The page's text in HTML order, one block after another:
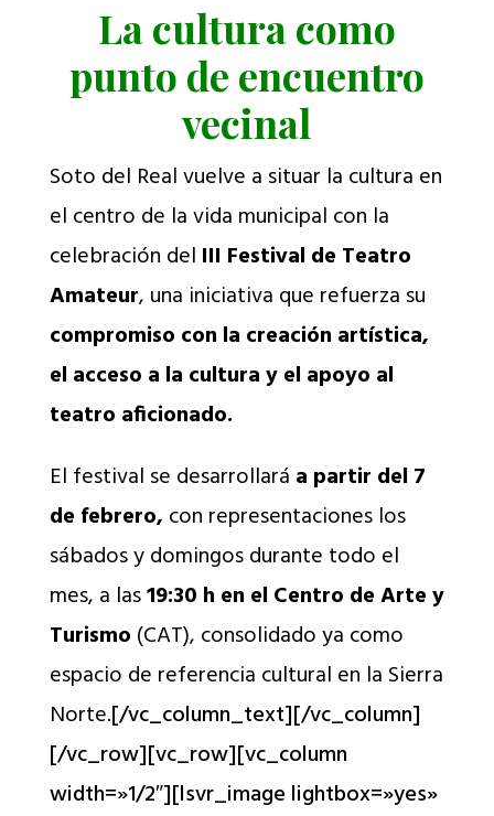
La cultura como
punto de encuentro
vecinal
Soto del Real vuelve a situar la cultura en
el centro de la vida municipal con la
celebración del III Festival de Teatro
Amateur, una iniciativa que refuerza su
compromiso con la creación artística,
el acceso a la cultura y el apoyo al
teatro aficionado.
El festival se desarrollará a partir del 7
de febrero, con representaciones los
sábados y domingos durante todo el
mes, a las19:30 h en el Centro de Arte y
Turismo (CAT), consolidado ya como
espacio de referencia cultural en la Sierra
Norte.[/vc_column_text][/vc_column]
[/vc_row][vc_row][vc_column
width=»1/2″][lsvr_image lightbox=»yes»